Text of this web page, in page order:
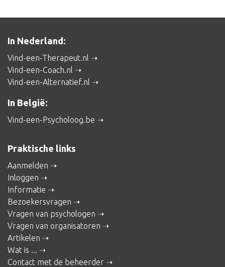
In Nederland:
Vind-een-Therapeut.nl
Vind-een-Coach.nl
Vind-een-Alternatief.nl
In België:
Vind-een-Psycholoog.be
Praktische links
Aanmelden
Inloggen
Informatie
Bezoekersvragen
Vragen van psychologen
Vragen van organisatoren
Artikelen
Wat is ...
Contact met de beheerder